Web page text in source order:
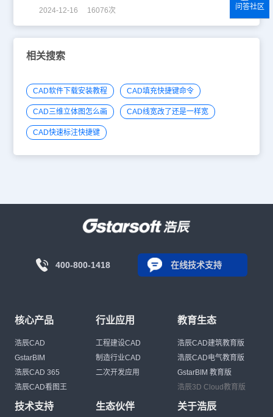
2024-12-16 16076次
相关搜索
CAD软件下载安装教程 CAD填充快捷键命令
CAD三维立体图怎么画 CAD线宽改了还是一样宽
CAD快速标注快捷键
400-800-1418 在线技术支持
核心产品
浩辰CAD
GstarBIM
浩辰CAD 365
浩辰CAD看图王
行业应用
工程建设CAD
制造行业CAD
二次开发应用
教育生态
浩辰CAD建筑教育版
浩辰CAD电气教育版
GstarBIM 教育版
浩辰3D Cloud教育版
技术支持 生态伙伴 关于浩辰
问答社区